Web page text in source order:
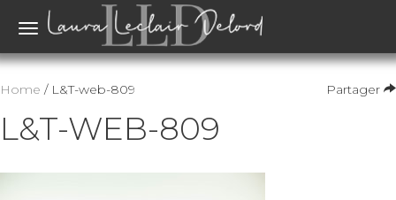
Toggle
Partager
Home / L&T-web-809
L&T-WEB-809